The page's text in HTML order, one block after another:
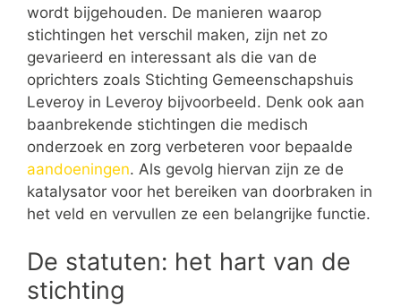
wordt bijgehouden. De manieren waarop
stichtingen het verschil maken, zijn net zo
gevarieerd en interessant als die van de
oprichters zoals Stichting Gemeenschapshuis
Leveroy in Leveroy bijvoorbeeld. Denk ook aan
baanbrekende stichtingen die medisch
onderzoek en zorg verbeteren voor bepaalde
aandoeningen. Als gevolg hiervan zijn ze de
katalysator voor het bereiken van doorbraken in
het veld en vervullen ze een belangrijke functie.
De statuten: het hart van de
stichting